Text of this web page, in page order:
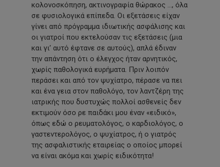
κολονοσκόπηση, ακτινογραφία θώρακος …, όλα
σε φυσιολογικά επίπεδα. Οι εξετάσεις είχαν
γίνει από πρόγραμμα ιδιωτικής ασφάλισης και
οι γιατροί που εκτελούσαν τις εξετάσεις (μια
και γι’ αυτό έφτανε σε αυτούς), απλά έδιναν
την απάντηση ότι ο έλεγχος ήταν αρνητικός,
χωρίς παθολογικά ευρήματα. Πριν λοιπόν
περάσει και από τον ψυχίατρο, πέρασε να πει
και ένα γεια στον παθολόγο, τον λαντζέρη της
ιατρικής που δυστυχώς πολλοί ασθενείς δεν
εκτιμούν όσο ρε παιδάκι μου έναν «ειδικό»,
όπως εδώ ο ρευματολόγος, ο καρδιολόγος, ο
γαστεντερολόγος, ο ψυχίατρος, ή ο γιατρός
της ασφαλιστικής εταιρείας ο οποίος μπορεί
να είναι ακόμα και χωρίς ειδικότητα!